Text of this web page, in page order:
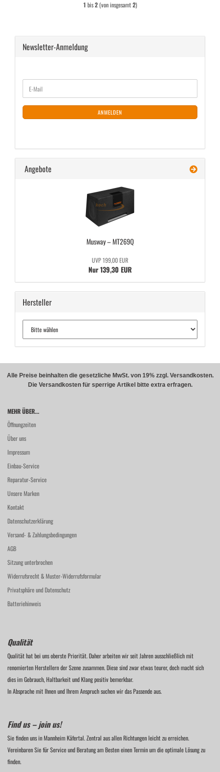
1 bis2(von insgesamt2)
Newsletter-Anmeldung
ZUR
NEWSLETTER-
ANMELDUNG
E-
Mail
ANMELDEN
Angebote
Mus­way – MT269Q
UVP 199,00 EUR
Nur 139,30 EUR
Hersteller
Alle Preise beinhalten die gesetzliche MwSt. von 19% zzgl. Versandkosten.
Die Versandkosten für sperrige Artikel bitte extra erfragen.
MEHR ÜBER...
Öffnungzeiten
Über uns
Impressum
Einbau-Service
Reparatur-Service
Unsere Marken
Kontakt
Datenschutzerklärung
Versand- & Zahlungsbedingungen
AGB
Sitzung unterbrochen
Widerrufsrecht & Muster-Widerrufsformular
Privatsphäre und Datenschutz
Batteriehinweis
Qualität
Qualität hat bei uns oberste Priorität. Daher arbeiten wir seit Jahren ausschließlich mit
renomierten Herstellern der Szene zusammen. Diese sind zwar etwas teurer, doch macht sich
dies im Gebrauch, Haltbarkeit und Klang positiv bemerkbar.
In Absprache mit Ihnen und Ihrem Anspruch suchen wir das Passende aus.
Find us – join us!
Sie finden uns in Mannheim Käfertal. Zentral aus allen Richtungen leicht zu erreichen.
Vereinbaren Sie für Service und Beratung am Besten einen Termin um die optimale Lösung zu
finden.